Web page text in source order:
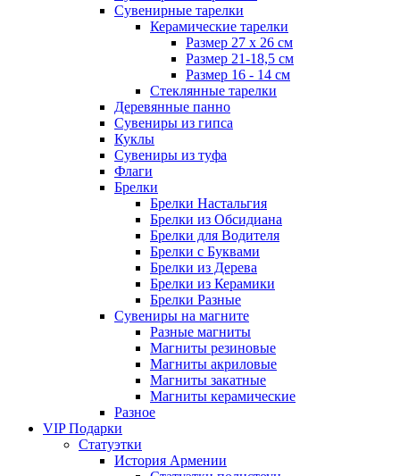
Сувенирные тарелки
Керамические тарелки
Размер 27 х 26 см
Размер 21-18,5 см
Размер 16 - 14 см
Стеклянные тарелки
Деревянные панно
Сувениры из гипса
Куклы
Сувениры из туфа
Флаги
Брелки
Брелки Настальгия
Брелки из Обсидиана
Брелки для Водителя
Брелки с Буквами
Брелки из Дерева
Брелки из Керамики
Брелки Разные
Сувениры на магните
Разные магниты
Магниты резиновые
Магниты акриловые
Магниты закатные
Магниты керамические
Разное
VIP Подарки
Статуэтки
История Армении